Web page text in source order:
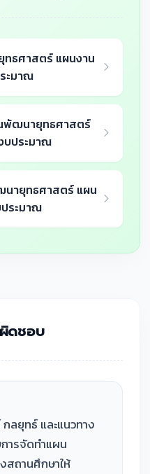
ธศาสตร์ แผนงาน
ะมาณ
พัฒนายุทธศาสตร์
บประมาณ
ายุทธศาสตร์ แผน
ระมาณ
ดชอบ
ลยุทธ์ และแนวทาง
ารจัดทำแผน
ถานศึกษาให้